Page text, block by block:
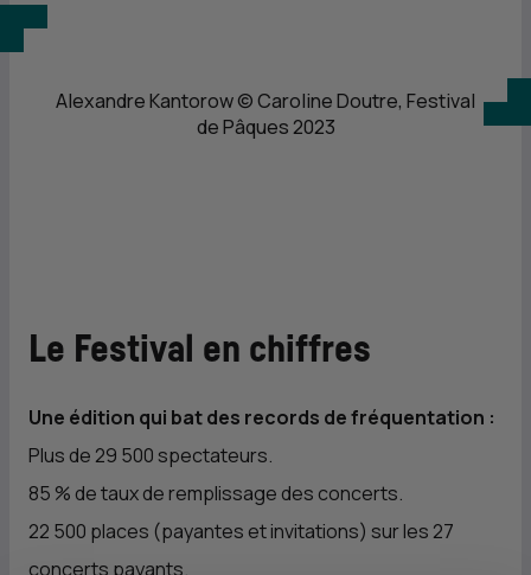
Alexandre Kantorow © Caroline Doutre, Festival
de Pâques 2023
Le Festival en chiffres
Une édition qui bat des records de fréquentation :
Plus de 29 500 spectateurs.
85 % de taux de remplissage des concerts.
22 500 places (payantes et invitations) sur les 27
concerts payants.